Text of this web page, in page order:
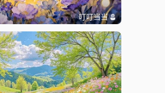
叮叮当当